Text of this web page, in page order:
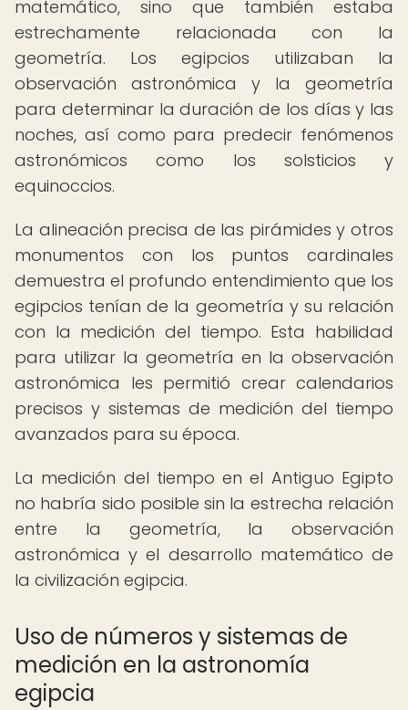
matemático, sino que también estaba
estrechamente relacionada con la
geometría. Los egipcios utilizaban la
observación astronómica y la geometría
para determinar la duración de los días y las
noches, así como para predecir fenómenos
astronómicos como los solsticios y
equinoccios.
La alineación precisa de las pirámides y otros
monumentos con los puntos cardinales
demuestra el profundo entendimiento que los
egipcios tenían de la geometría y su relación
con la medición del tiempo. Esta habilidad
para utilizar la geometría en la observación
astronómica les permitió crear calendarios
precisos y sistemas de medición del tiempo
avanzados para su época.
La medición del tiempo en el Antiguo Egipto
no habría sido posible sin la estrecha relación
entre la geometría, la observación
astronómica y el desarrollo matemático de
la civilización egipcia.
Uso de números y sistemas de
medición en la astronomía
egipcia